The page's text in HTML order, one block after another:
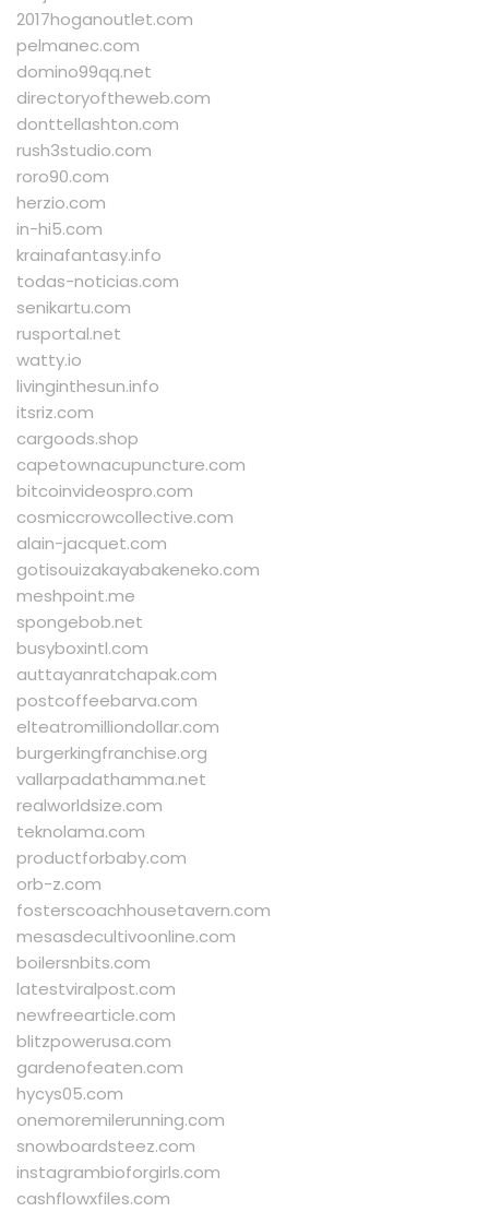
2017hoganoutlet.com
pelmanec.com
domino99qq.net
directoryoftheweb.com
donttellashton.com
rush3studio.com
roro90.com
herzio.com
in-hi5.com
krainafantasy.info
todas-noticias.com
senikartu.com
rusportal.net
watty.io
livinginthesun.info
itsriz.com
cargoods.shop
capetownacupuncture.com
bitcoinvideospro.com
cosmiccrowcollective.com
alain-jacquet.com
gotisouizakayabakeneko.com
meshpoint.me
spongebob.net
busyboxintl.com
auttayanratchapak.com
postcoffeebarva.com
elteatromilliondollar.com
burgerkingfranchise.org
vallarpadathamma.net
realworldsize.com
teknolama.com
productforbaby.com
orb-z.com
fosterscoachhousetavern.com
mesasdecultivoonline.com
boilersnbits.com
latestviralpost.com
newfreearticle.com
blitzpowerusa.com
gardenofeaten.com
hycys05.com
onemoremilerunning.com
snowboardsteez.com
instagrambioforgirls.com
cashflowxfiles.com